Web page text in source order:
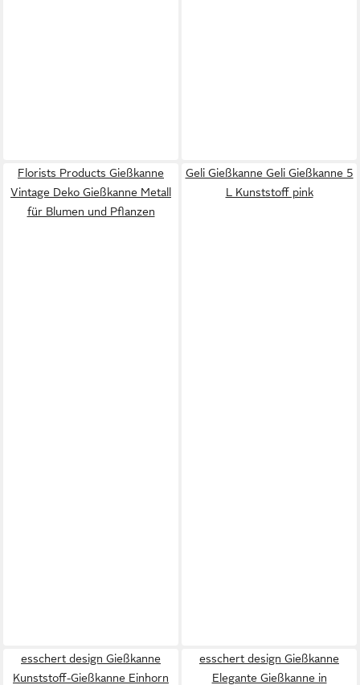
Florists Products Gießkanne
Vintage Deko Gießkanne Metall
für Blumen und Pflanzen
Geli Gießkanne Geli Gießkanne 5
L Kunststoff pink
esschert design Gießkanne
Kunststoff-Gießkanne Einhorn
esschert design Gießkanne
Elegante Gießkanne in